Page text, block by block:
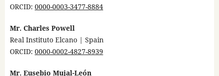
ORCID: 0000-0003-3477-8884
Mr. Charles Powell
Real Instituto Elcano | Spain
ORCID: 0000-0002-4827-8939
Mr. Eusebio Mujal-León